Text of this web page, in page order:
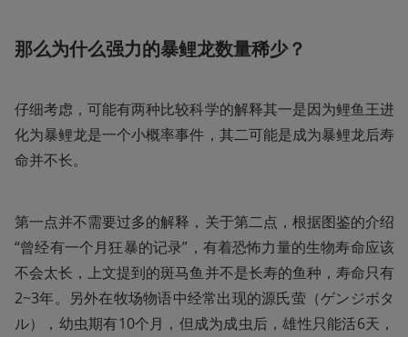
那么为什么强力的暴鲤龙数量稀少？
仔细考虑，可能有两种比较科学的解释其一是因为鲤鱼王进
化为暴鲤龙是一个小概率事件，其二可能是成为暴鲤龙后寿
命并不长。
第一点并不需要过多的解释，关于第二点，根据图鉴的介绍
“曾经有一个月狂暴的记录”，有着恐怖力量的生物寿命应该
不会太长，上文提到的斑马鱼并不是长寿的鱼种，寿命只有
2~3年。另外在牧场物语中经常出现的源氏萤（ゲンジボタ
ル），幼虫期有10个月，但成为成虫后，雄性只能活6天，